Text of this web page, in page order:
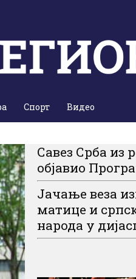
Спорт Видео
Савез Срба из
објавио
Јачање веза
матице и
народа у